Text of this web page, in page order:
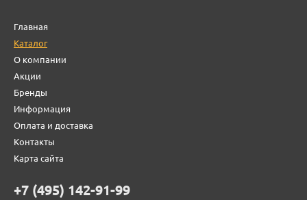
Главная
Каталог
О компании
Акции
Бренды
Информация
Оплата и доставка
Контакты
Карта сайта
+7 (495) 142-91-99